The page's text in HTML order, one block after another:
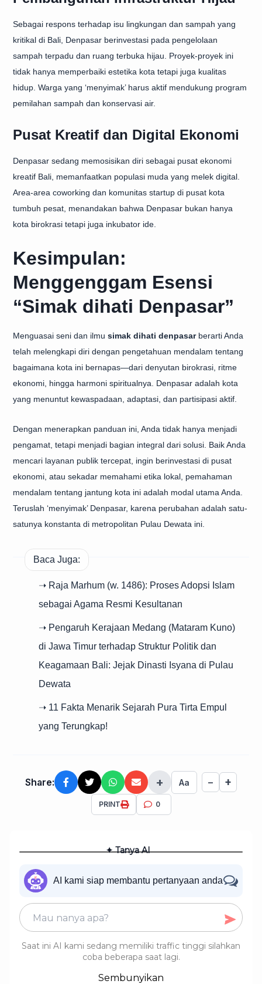
Sebagai respons terhadap isu lingkungan dan sampah yang
kritikal di Bali, Denpasar berinvestasi pada pengelolaan
sampah terpadu dan ruang terbuka hijau. Proyek-proyek ini
tidak hanya memperbaiki estetika kota tetapi juga kualitas
hidup. Warga yang ‘menyimak’ harus aktif mendukung program
pemilahan sampah dan konservasi air.
Pusat Kreatif dan Digital Ekonomi
Denpasar sedang memosisikan diri sebagai pusat ekonomi
kreatif Bali, memanfaatkan populasi muda yang melek digital.
Area-area coworking dan komunitas startup di pusat kota
tumbuh pesat, menandakan bahwa Denpasar bukan hanya
kota birokrasi tetapi juga inkubator ide.
Kesimpulan:
Menggenggam Esensi
“Simak dihati Denpasar”
Menguasai seni dan ilmu simak dihati denpasarberarti Anda
telah melengkapi diri dengan pengetahuan mendalam tentang
bagaimana kota ini bernapas—dari denyutan birokrasi, ritme
ekonomi, hingga harmoni spiritualnya. Denpasar adalah kota
yang menuntut kewaspadaan, adaptasi, dan partisipasi aktif.
Dengan menerapkan panduan ini, Anda tidak hanya menjadi
pengamat, tetapi menjadi bagian integral dari solusi. Baik Anda
mencari layanan publik tercepat, ingin berinvestasi di pusat
ekonomi, atau sekadar memahami etika lokal, pemahaman
mendalam tentang jantung kota ini adalah modal utama Anda.
Teruslah ‘menyimak’ Denpasar, karena perubahan adalah satu-
satunya konstanta di metropolitan Pulau Dewata ini.
Baca Juga:
➝ Raja Marhum (w. 1486): Proses Adopsi Islam
sebagai Agama Resmi Kesultanan
➝ Pengaruh Kerajaan Medang (Mataram Kuno)
di Jawa Timur terhadap Struktur Politik dan
Keagamaan Bali: Jejak Dinasti Isyana di Pulau
Dewata
➝ 11 Fakta Menarik Sejarah Pura Tirta Empul
yang Terungkap!
Share: + Aa − +
PRINT 0
✦ Tanya AI
AI kami siap membantu pertanyaan anda
Saat ini AI kami sedang memiliki traffic tinggi silahkan
coba beberapa saat lagi.
Sembunyikan